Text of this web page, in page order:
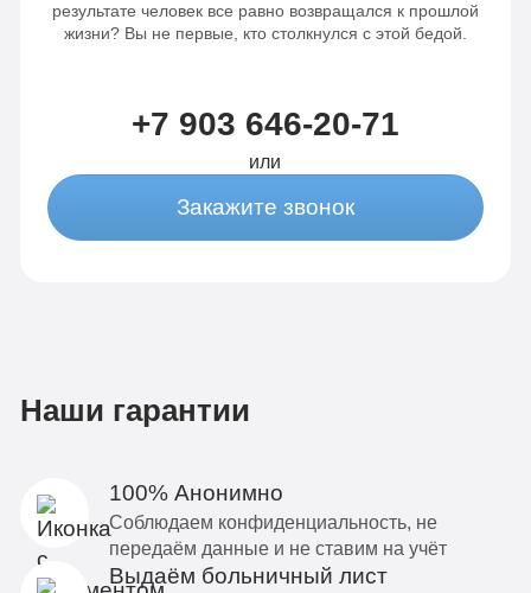
результате человек все равно возвращался к прошлой
жизни? Вы не первые, кто столкнулся с этой бедой.
+7 903 646-20-71
или
Закажите звонок
Наши гарантии
100% Анонимно
Соблюдаем конфиденциальность, не
передаём данные и не ставим на учёт
Выдаём больничный лист